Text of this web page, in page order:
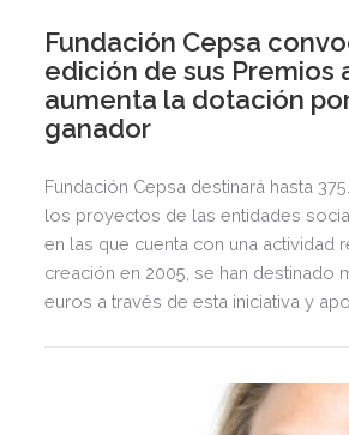
Fundación Cepsa
edición de sus Premios
aumenta la dotación
ganador
Fundación Cepsa destinará hasta
los proyectos de las entidades
en las que cuenta con una actividad
creación en 2005, se han destinado
euros a través de esta iniciativa y
proyecto. El plazo de presentación
permanecerá abierto hasta el 19 de